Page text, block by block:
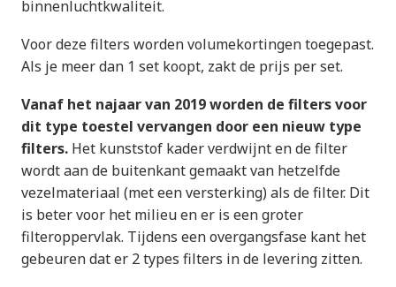
binnenluchtkwaliteit.
Voor deze filters worden volumekortingen toegepast.
Als je meer dan 1 set koopt, zakt de prijs per set.
Vanaf het najaar van 2019 worden de filters voor
dit type toestel vervangen door een nieuw type
filters. Het kunststof kader verdwijnt en de filter
wordt aan de buitenkant gemaakt van hetzelfde
vezelmateriaal (met een versterking) als de filter. Dit
is beter voor het milieu en er is een groter
filteroppervlak. Tijdens een overgangsfase kant het
gebeuren dat er 2 types filters in de levering zitten.